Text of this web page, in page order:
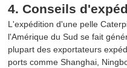
4. Conseils
L'expédition d'une pelle
l'Amérique du Sud se fait
plupart des exportateurs
ports comme Shanghai,